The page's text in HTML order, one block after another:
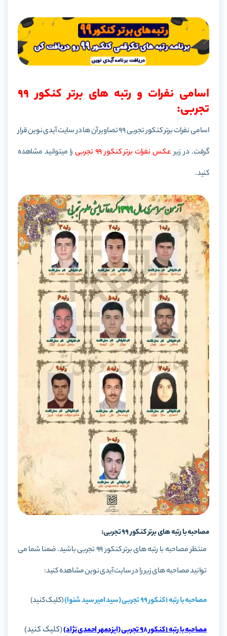
اسامی نفرات و رتبه های برتر کنکور 99
تجربی:
اسامی نفرات برتر کنکور تجربی 99 تصاویر آن ها در سایت آیدی نوین قرار
گرفت. در زیرعکس نفرات برتر کنکور 99 تجربیرا میتوانید مشاهده
کنید.
مصاحبه با رتبه های برتر کنکور 99 تجربی:
منتظر مصاحبه با رتبه های برتر کنکور 99 تجربی باشید. ضمنا شما می
توانید مصاحبه های زیر را در سایت آیدی نوین مشاهده کنید:
مصاحبه با رتبه 1 کنکور 99 تجربی (سید امیر سید شنوا) (کلیک کنید)
مصاحبه با رتبه 1 کنکور 98 تجربی (ایزدمهر احمدی نژاد) (کلیک کنید)